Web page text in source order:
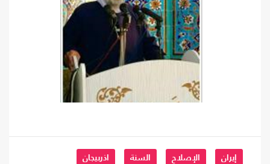
إيران الإصلاح السنة اذربيجان